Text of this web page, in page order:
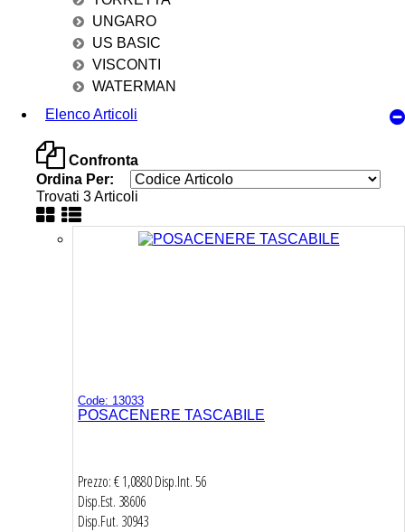
UNGARO
US BASIC
VISCONTI
WATERMAN
Elenco Articoli
Confronta
Ordina Per:
Trovati 3 Articoli
Code: 13033
POSACENERE TASCABILE
Prezzo: € 1,0880Disp.Int. 56
Disp.Est. 38606
Disp.Fut. 30943